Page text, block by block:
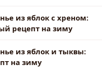
из яблок с хреном:
рецепт на зиму
из яблок и тыквы:
на зиму